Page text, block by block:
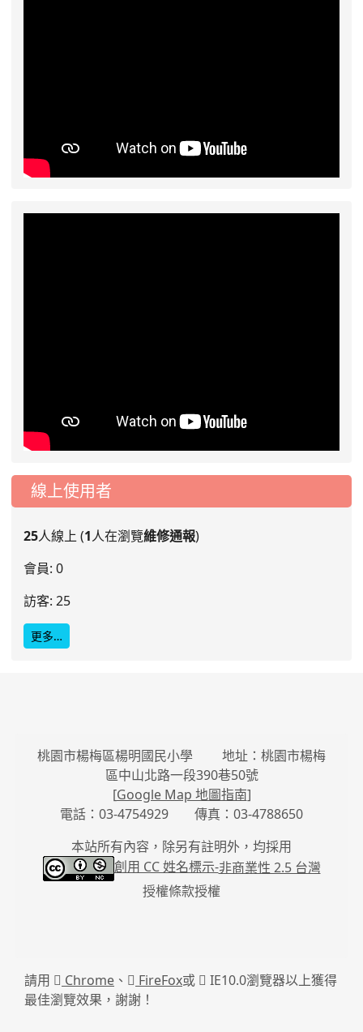
線上使用者
25人線上 (1人在瀏覽維修通報)
會員: 0
訪客: 25
更多…
桃園市楊梅區楊明國民小學 地址：桃園市楊梅
區中山北路一段390巷50號
[Google Map 地圖指南]
電話：03-4754929 傳真：03-4788650
本站所有內容，除另有註明外，均採用
創用 CC 姓名標示-非商業性 2.5 台灣
授權條款授權
請用 Chrome 、 FireFox或
IE10.0瀏覽器以上獲得
最佳瀏覽效果，謝謝！